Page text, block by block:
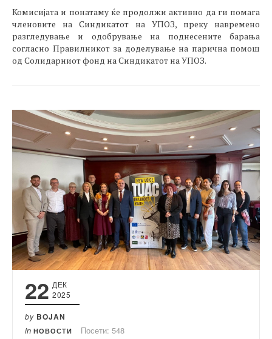
Комисијата и понатаму ќе продолжи активно да ги помага
членовите на Синдикатот на УПОЗ, преку навремено
разгледување и одобрување на поднесените барања
согласно Правилникот за доделување на парична помош
од Солидарниот фонд на Синдикатот на УПОЗ.
22 ДЕК
2025
by BOJAN
in НОВОСТИ Посети: 548